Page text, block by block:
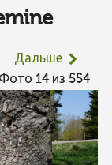
Дальше
Фото 14 из 554